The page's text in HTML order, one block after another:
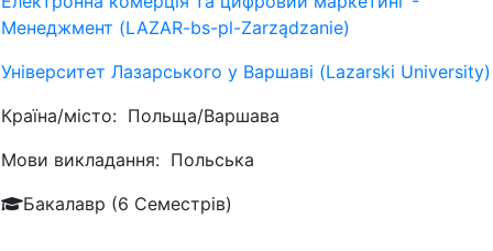
Менеджмент (LAZAR-bs-pl-Zarządzanie)
Університет Лазарського у Варшаві (Lazarski University)
Країна/місто: Польща/Варшава
Мови викладання: Польська
Бакалавр (6 Семестрів)